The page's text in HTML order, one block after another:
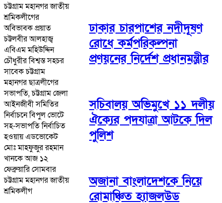
চট্টগ্রাম মহানগর জাতীয়
শ্রমিকলীগের
অবিভাবক প্রয়াত
চট্টলবীর আলহাজ্ব
এবিএম মহিউদ্দিন
চৌধুরীর বিশ্বস্ত সহচর
সাবেক চট্টগ্রাম
মহানগর ছাত্রলীগের
সভাপতি, চট্টগ্রাম জেলা
আইনজীবী সমিতির
নির্বাচনে বিপুল ভোটে
সহ-সভাপতি নির্বাচিত
হওয়ায় এডভোকেট
মোঃ মাহফুজুর রহমান
খানকে আজ ১২
ফেব্রুয়ারি সোমবার
চট্টগ্রাম মহানগর জাতীয়
শ্রমিকলীগ
ঢাকার চারপাশের নদীদূষণ
রোধে কর্মপরিকল্পনা
প্রণয়নের নির্দেশ প্রধানমন্ত্রীর
সচিবালয় অভিমুখে ১১ দলীয়
ঐক্যের পদযাত্রা আটকে দিল
পুলিশ
অজানা বাংলাদেশকে নিয়ে
রোমাঞ্চিত হ্যাজলউড